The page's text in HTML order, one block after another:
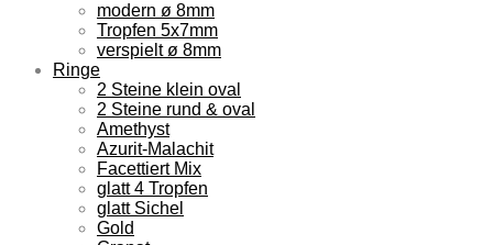
modern ø 8mm
Tropfen 5x7mm
verspielt ø 8mm
Ringe
2 Steine klein oval
2 Steine rund & oval
Amethyst
Azurit-Malachit
Facettiert Mix
glatt 4 Tropfen
glatt Sichel
Gold